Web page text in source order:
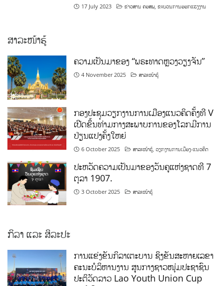
17 July 2023 ຂ່າວສານ ຄອສພ ,ຂະບວນການອອກແຮງງານ
ສາລະໜ້າຮູ້
ຄວາມເປັນມາຂອງ “ພຣະທາດຫຼວງວຽງຈັນ”
4 November 2025 ສາລະໜ້າຮູ້
ກອງປະຊຸມວຽກງານການເມືອງແນວຄິດຄັ້ງທີ V
ເປີດຂຶ້ນທ່າມກາງສະພາບການຂອງໂລກມີການ
ປ່ຽນແປງຄັ້ງໃຫຍ່
6 October 2025 ສາລະໜ້າຮູ້,ວຽກງານການເມືອງ-ແນວຄິດ
ປະຫວັດຄວາມເປັນມາຂອງວັນຄູແຫ່ງຊາດທີ 7
ຕຸລາ 1907.
3 October 2025 ສາລະໜ້າຮູ້
ກິລາ ແລະ ສິລະປະ
ການແຂ່ງຂັນກິລາເຕະບານ ຊິງຂັນສະຫາຍເລຂາ
ຄະນະບໍລິຫານງານ ສູນກາງຊາວໜຸ່ມປະຊາຊົນ
ປະຕິວັດລາວ Lao Youth Union Cup